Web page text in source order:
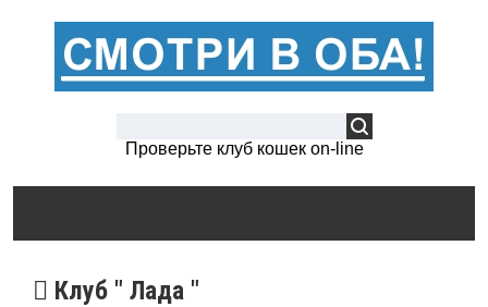
Проверьте клуб кошек on-line
Клуб " Лада "